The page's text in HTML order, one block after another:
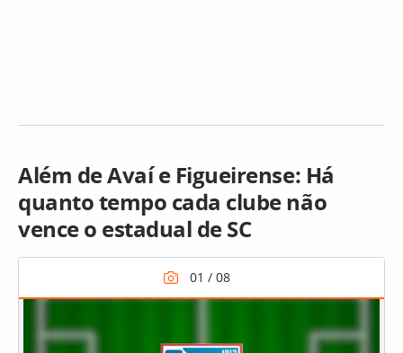
Além de Avaí e Figueirense: Há
quanto tempo cada clube não
vence o estadual de SC